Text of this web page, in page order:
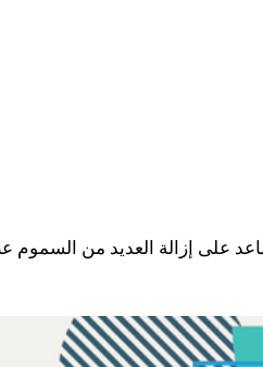
على إزالة العديد من السموم